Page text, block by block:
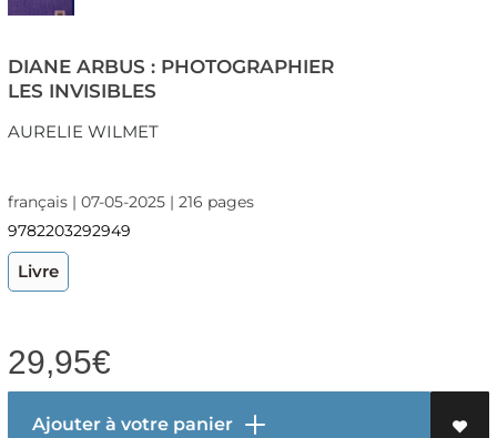
DIANE ARBUS : PHOTOGRAPHIER
LES INVISIBLES
AURELIE WILMET
français | 07-05-2025 | 216 pages
9782203292949
Livre
29,95€
Ajouter à votre panier